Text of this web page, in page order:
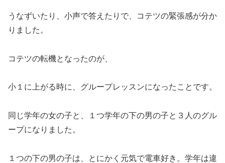
うなずいたり、小声で答えたりで、コテツの緊張感が分か
りました。
コテツの転機となったのが、
小１に上がる時に、グループレッスンになったことです。
同じ学年の女の子と、１つ学年の下の男の子と３人のグル
ープになりました。
１つの下の男の子は、とにかく元気で電車好き。学年は違